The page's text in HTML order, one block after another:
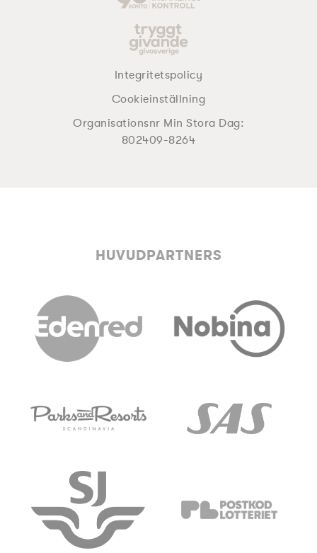
Integritetspolicy
Cookieinställning
Organisationsnr Min Stora Dag:
802409-8264
HUVUDPARTNERS